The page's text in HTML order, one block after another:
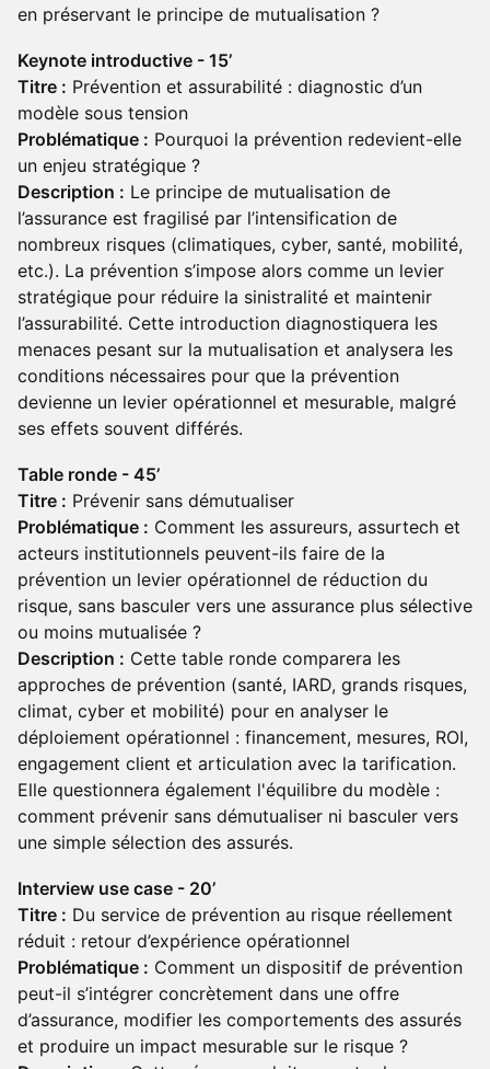
en préservant le principe de mutualisation ?
Keynote introductive - 15’
Titre : Prévention et assurabilité : diagnostic d’un
modèle sous tension
Problématique : Pourquoi la prévention redevient-elle
un enjeu stratégique ?
Description : Le principe de mutualisation de
l’assurance est fragilisé par l’intensification de
nombreux risques (climatiques, cyber, santé, mobilité,
etc.). La prévention s’impose alors comme un levier
stratégique pour réduire la sinistralité et maintenir
l’assurabilité. Cette introduction diagnostiquera les
menaces pesant sur la mutualisation et analysera les
conditions nécessaires pour que la prévention
devienne un levier opérationnel et mesurable, malgré
ses effets souvent différés.
Table ronde - 45’
Titre : Prévenir sans démutualiser
Problématique : Comment les assureurs, assurtech et
acteurs institutionnels peuvent-ils faire de la
prévention un levier opérationnel de réduction du
risque, sans basculer vers une assurance plus sélective
ou moins mutualisée ?
Description : Cette table ronde comparera les
approches de prévention (santé, IARD, grands risques,
climat, cyber et mobilité) pour en analyser le
déploiement opérationnel : financement, mesures, ROI,
engagement client et articulation avec la tarification.
Elle questionnera également l'équilibre du modèle :
comment prévenir sans démutualiser ni basculer vers
une simple sélection des assurés.
Interview use case - 20’
Titre : Du service de prévention au risque réellement
réduit : retour d’expérience opérationnel
Problématique : Comment un dispositif de prévention
peut-il s’intégrer concrètement dans une offre
d’assurance, modifier les comportements des assurés
et produire un impact mesurable sur le risque ?